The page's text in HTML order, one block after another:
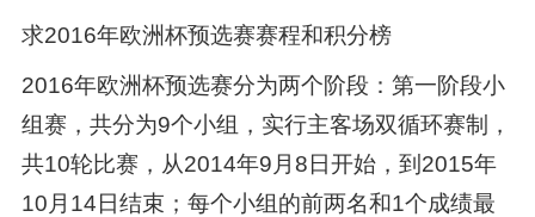
求2016年欧洲杯预选赛赛程和积分榜
2016年欧洲杯预选赛分为两个阶段：第一阶段小
组赛，共分为9个小组，实行主客场双循环赛制，
共10轮比赛，从2014年9月8日开始，到2015年
10月14日结束；每个小组的前两名和1个成绩最